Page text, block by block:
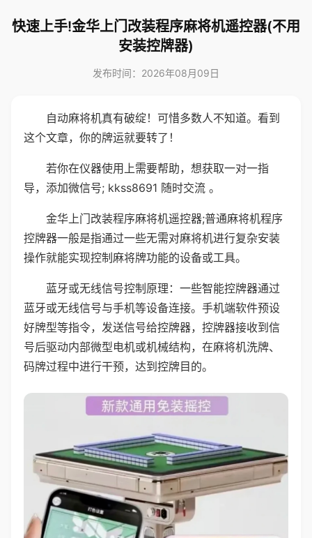
快速上手!金华上门改装程序麻将机遥控器(不用
安装控牌器)
发布时间：2026年08月09日
自动麻将机真有破绽！可惜多数人不知道。看到
这个文章，你的牌运就要转了！
若你在仪器使用上需要帮助，想获取一对一指
导，添加微信号; kkss8691 随时交流 。
金华上门改装程序麻将机遥控器;普通麻将机程序
控牌器一般是指通过一些无需对麻将机进行复杂安装
操作就能实现控制麻将牌功能的设备或工具。
蓝牙或无线信号控制原理：一些智能控牌器通过
蓝牙或无线信号与手机等设备连接。手机端软件预设
好牌型等指令，发送信号给控牌器，控牌器接收到信
号后驱动内部微型电机或机械结构，在麻将机洗牌、
码牌过程中进行干预，达到控牌目的。